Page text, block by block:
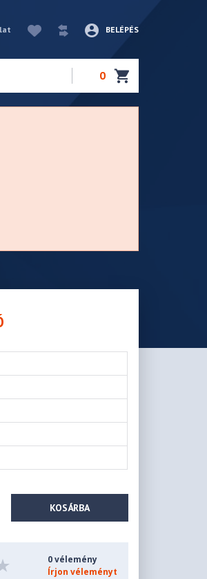
BELÉPÉS
0
KOSÁRBA
0 vélemény
Írjon véleményt